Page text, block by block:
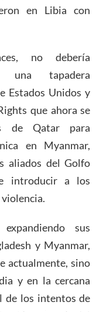
en Libia con
no debería
una tapadera
Estados Unidos y
que ahora se
de Qatar para
en Myanmar,
aliados del Golfo
introducir a los
sus
y Myanmar,
actualmente, sino
y en la cercana
de los intentos de